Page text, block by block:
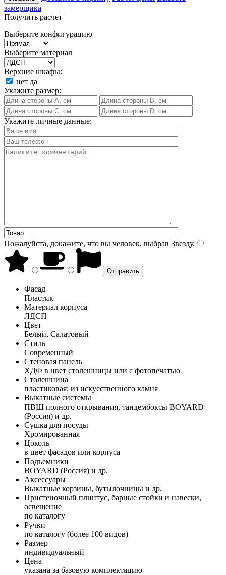
замерщика
Получить расчет
Выберите конфигурацию
Выберите материал
Верхние шкафы:
нет да
Укажите размер:
Укажите личные данные:
Пожалуйста, докажите, что вы человек, выбрав Звезду.
Фасад
Пластик
Материал корпуса
ЛДСП
Цвет
Белый, Салатовый
Стиль
Современный
Стеновая панель
ХДФ в цвет столешницы или с фотопечатью
Столешница
пластиковая; из искусственного камня
Выкатные системы
ПВШ полного открывания, тандембоксы BOYARD
(Россия) и др.
Сушка для посуды
Хромированная
Цоколь
в цвет фасадов или корпуса
Подъемники
BOYARD (Россия) и др.
Аксессуары
Выкатные корзины, бутылочницы и др.
Пристеночный плинтус, барные стойки и навески,
освещение
по каталогу
Ручки
по каталогу (более 100 видов)
Размер
индивидуальный
Цена
указана за базовую комплектацию